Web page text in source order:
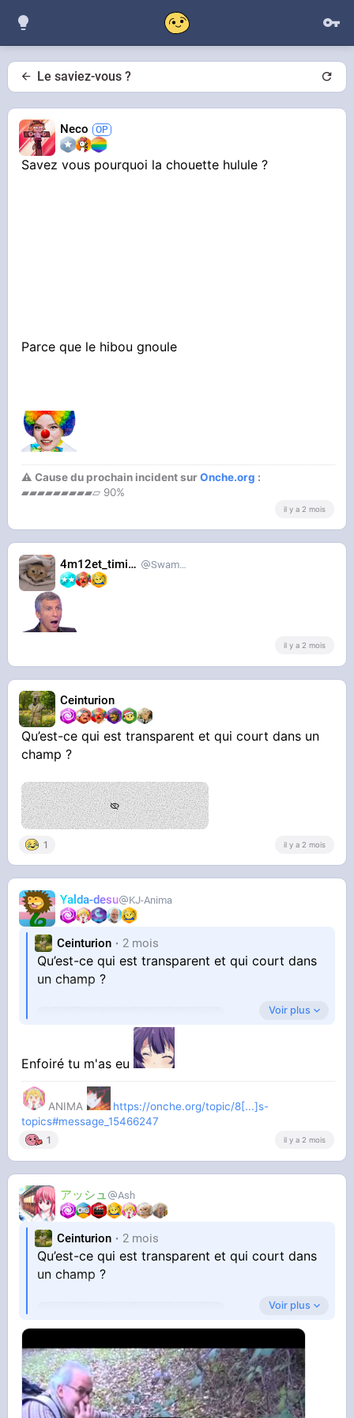
Le saviez-vous ?
Neco
Savez vous pourquoi la chouette hulule ?
Parce que le hibou gnoule
⚠ Cause du prochain incident surOnche.org :
▰▰▰▰▰▰▰▰▰▱ 90%
il y a 2 mois
4m12et_timide SwampDrainer
il y a 2 mois
Ceinturion
Qu’est-ce qui est transparent et qui court dans un
champ ?
1 il y a 2 mois
Yalda-desu KJ-Anima
Ceinturion 2 mois
Qu’est-ce qui est transparent et qui court dans
un champ ?
Voir plus
Enfoiré tu m'as eu
ANIMA
https://onche.org/topic/8[...]s-
topics#message_15466247
1 il y a 2 mois
アッシュ Ash
Ceinturion 2 mois
Qu’est-ce qui est transparent et qui court dans
un champ ?
Voir plus